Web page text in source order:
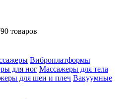
товаров
Виброплатформы
для ног Массажеры для тела
для шеи и плеч Вакуумные